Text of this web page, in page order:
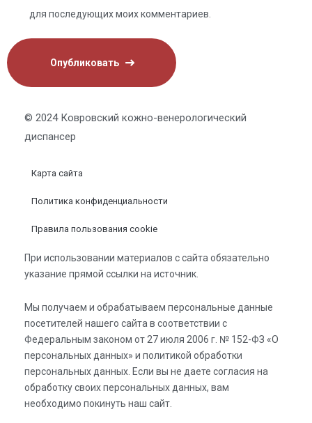
для последующих моих комментариев.
© 2024 Ковровский кожно-венерологический
диспансер
Карта сайта
Политика конфиденциальности
Правила пользования cookie
При использовании материалов с сайта обязательно
указание прямой ссылки на источник.
Мы получаем и обрабатываем персональные данные
посетителей нашего сайта в соответствии с
Федеральным законом от 27 июля 2006 г. № 152-ФЗ «О
персональных данных» и политикой обработки
персональных данных. Если вы не даете согласия на
обработку своих персональных данных, вам
необходимо покинуть наш сайт.